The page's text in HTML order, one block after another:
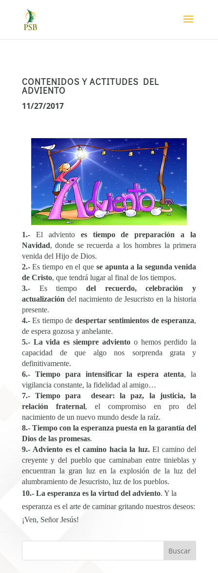
CONTENIDOS Y ACTITUDES DEL
ADVIENTO
11/27/2017
1.-El adviento es tiempo de preparación a la
Navidad, donde se recuerda a los hombres la primera
venida del Hijo de Dios.
2.-Es tiempo en el que se apunta a la segunda venida
de Cristo, que tendrá lugar al final de los tiempos.
3.-Es tiempo del recuerdo, celebración y
actualización del nacimiento de Jesucristo en la historia
presente.
4.-Es tiempo de despertar sentimientos de esperanza,
de espera gozosa y anhelante.
5.- La vida es siempre advientoo hemos perdido la
capacidad de que algo nos sorprenda grata y
definitivamente.
6.-
Tiempo para intensificar la espera atenta, la
vigilancia constante, la fidelidad al amigo…
7.-
Tiempo para desear: la paz, la justicia, la
relación fraternal, el compromiso en pro del
nacimiento de un nuevo mundo desde la raíz.
8.- Tiempo con la esperanza puesta en la garantía del
Dios de las promesas.
9.- Adviento es el camino hacia la luz.El camino del
creyente y del pueblo que caminaban entre tinieblas y
encuentran la gran luz en la explosión de la luz del
alumbramiento de Jesucristo, luz de los pueblos.
10.- La esperanza es la virtud del adviento. Y la
esperanza es el arte de caminar gritando nuestros deseos:
¡Ven, Señor Jesús!
Buscar